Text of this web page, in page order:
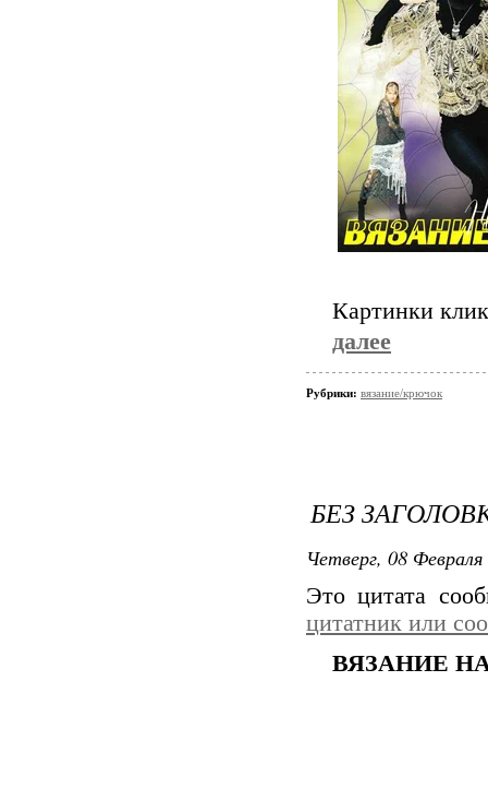
Картинки
далее
Рубрики: вязание/крючок
БЕЗ
Четверг, 08
Это цитата
цитатник или
ВЯЗАНИЕ НА